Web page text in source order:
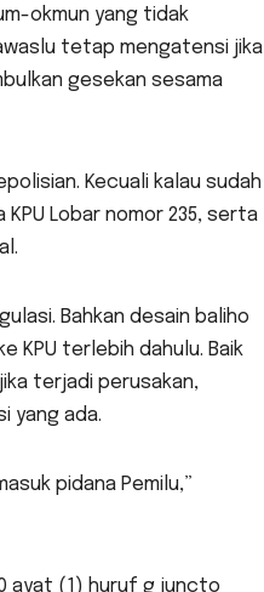
okmun yang tidak
tetap mengatensi jika
gesekan sesama
Kecuali kalau sudah
Lobar nomor 235, serta
Bahkan desain baliho
KPU terlebih dahulu. Baik
terjadi perusakan,
yang ada.
pidana Pemilu,”
ayat (1) huruf g juncto